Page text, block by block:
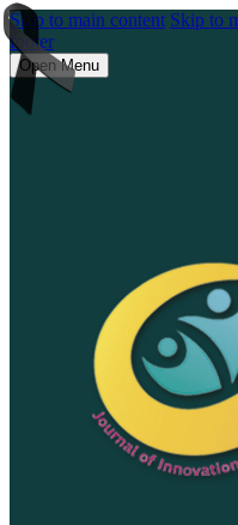
Skip to main content Skip to
footer
Open Menu